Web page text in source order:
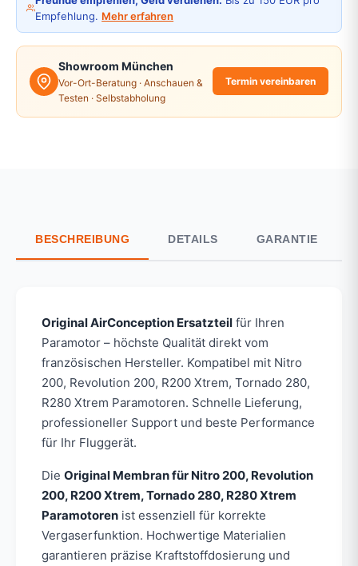
Empfehlung. Mehr erfahren
Showroom München
Vor-Ort-Beratung · Anschauen &
Testen · Selbstabholung
Termin vereinbaren
BESCHREIBUNG DETAILS GARANTIE
Original AirConception Ersatzteil für Ihren
Paramotor – höchste Qualität direkt vom
französischen Hersteller. Kompatibel mit Nitro
200, Revolution 200, R200 Xtrem, Tornado 280,
R280 Xtrem Paramotoren. Schnelle Lieferung,
professioneller Support und beste Performance
für Ihr Fluggerät.
Die Original Membran für Nitro 200, Revolution
200, R200 Xtrem, Tornado 280, R280 Xtrem
Paramotoren ist essenziell für korrekte
Vergaserfunktion. Hochwertige Materialien
garantieren präzise Kraftstoffdosierung und